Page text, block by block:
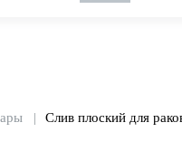
Слив плоский для